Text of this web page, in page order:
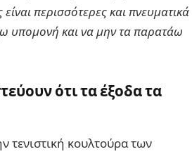
περισσότερες και πνευματικά
υπομονή και να μην τα παρατάω
ότι τα έξοδα τα
τενιστική κουλτούρα των